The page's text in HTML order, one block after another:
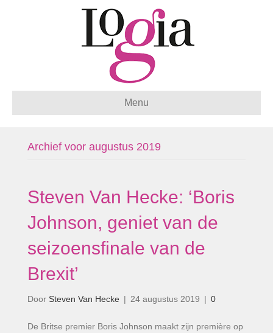
Menu
Archief voor augustus 2019
Steven Van Hecke: ‘Boris
Johnson, geniet van de
seizoensfinale van de
Brexit’
Door Steven Van Hecke | 24 augustus 2019 | 0
De Britse premier Boris Johnson maakt zijn première op